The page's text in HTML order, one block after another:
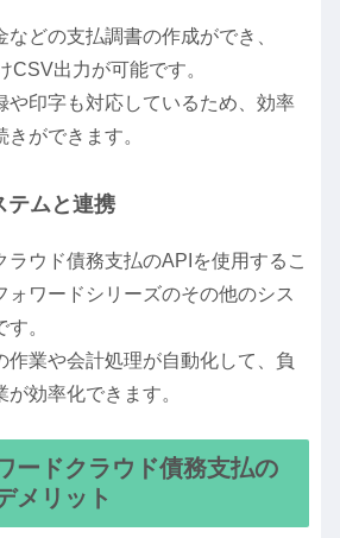
どの支払調書の作成ができ、
CSV出力が可能です。
や印字も対応しているため、効率
ができます。
テムと連携
ラウド債務支払のAPIを使用するこ
ォワードシリーズのその他のシス
。
作業や会計処理が自動化して、負
効率化できます。
ードクラウド債務支払の
メリット